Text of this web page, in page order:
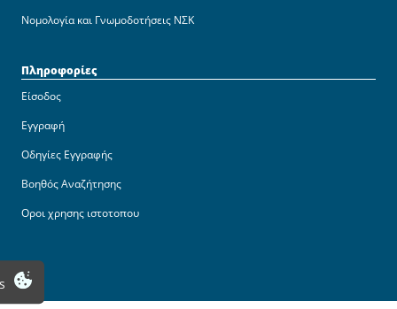
Νομολογία και Γνωμοδοτήσεις ΝΣΚ
Πληροφορίες
Είσοδος
Εγγραφή
Οδηγίες Εγγραφής
Βοηθός Αναζήτησης
Οροι χρησης ιστοτοπου